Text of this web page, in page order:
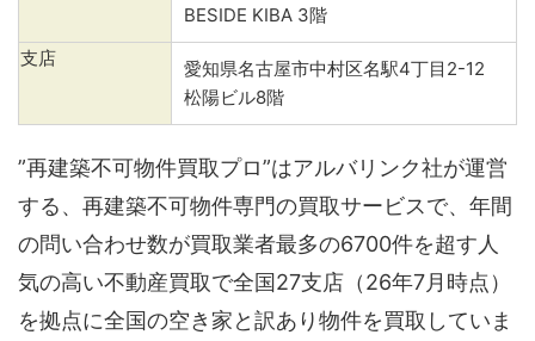
BESIDE KIBA 3階
支店
愛知県名古屋市中村区名駅4丁目2-12
松陽ビル8階
”再建築不可物件買取プロ”はアルバリンク社が運営
する、再建築不可物件専門の買取サービスで、年間
の問い合わせ数が買取業者最多の6700件を超す人
気の高い不動産買取で全国27支店（26年7月時点）
を拠点に全国の空き家と訳あり物件を買取していま